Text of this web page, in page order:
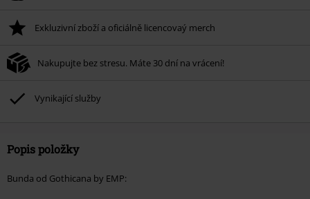
Po zadání kódu v košíku, se sleva uplatní automaticky.
Nelze kombinovat s jinými akciovými kódy. Sleva se nevztahuje na: knihy,
média, vstupenky, Rammstein, (Till) Lindemann, Böhse Onkelz, Broilers, Die
podpoříte nadaci.
Exkluzivní zboží a oficiálně licencovaý merch
Nakupujte bez stresu. Máte 30 dní na vrácení!
Vynikající služby
Popis položky
Bunda od Gothicana by EMP: